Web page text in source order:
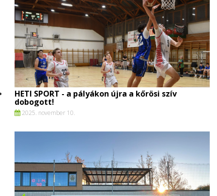
HETI SPORT - a pályákon újra a kőrösi szív
dobogott!
2025. november 10.